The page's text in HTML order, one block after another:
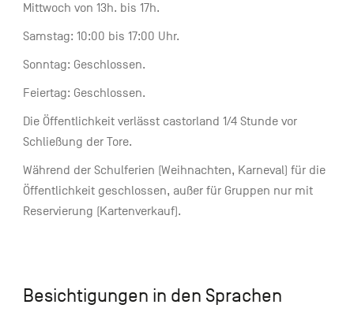
Mittwoch von 13h. bis 17h.
Samstag: 10:00 bis 17:00 Uhr.
Sonntag: Geschlossen.
Feiertag: Geschlossen.
Die Öffentlichkeit verlässt castorland 1/4 Stunde vor
Schließung der Tore.
Während der Schulferien (Weihnachten, Karneval) für die
Öffentlichkeit geschlossen, außer für Gruppen nur mit
Reservierung (Kartenverkauf).
Besichtigungen in den Sprachen